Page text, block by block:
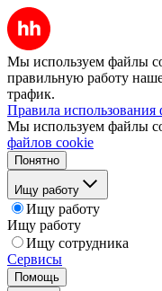
Мы используем файлы
правильную работу
трафик.
Правила использования
Мы используем файлы
файлов cookie
Понятно
Ищу работу
Ищу работу
Ищу работу
Ищу сотрудника
Сервисы
Помощь